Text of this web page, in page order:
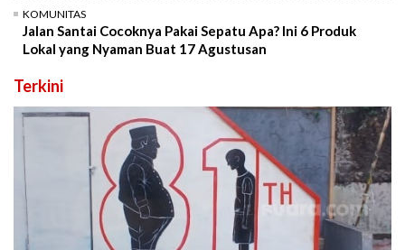
KOMUNITAS
Jalan Santai Cocoknya Pakai Sepatu Apa? Ini 6 Produk
Lokal yang Nyaman Buat 17 Agustusan
Terkini